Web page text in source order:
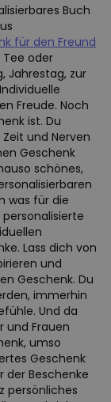
Buch
für den Freund
Tee oder
Jahrestag, zur
Freude. Noch
ist. Du
und Nerven
Geschenk
schönes,
was für die
Lass dich von
und
Geschenk. Du
immerhin
Und da
und Frauen
umso
Geschenk
Beschenke
persönliches